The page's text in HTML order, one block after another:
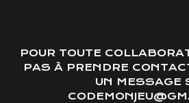
POUR TOUTE
PAS À PRENDRE
UN MESSAGE